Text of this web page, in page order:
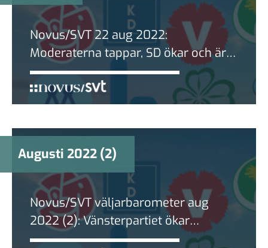
Novus/SVT 22 aug 2022:
Moderaterna tappar, SD ökar och är
nu större än M
Augusti 2022 (2)
Novus/SVT väljarbarometer aug
2022 (2): Vänsterpartiet ökar
signifikant – Socialdemokraterna nu